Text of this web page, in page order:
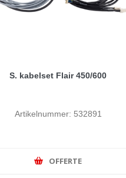
S. kabelset Flair 450/600
Artikelnummer: 532891
OFFERTE